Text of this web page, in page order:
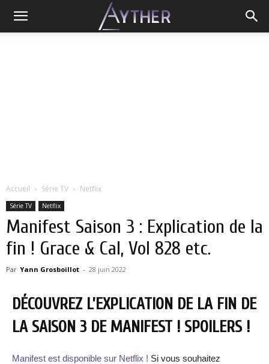
Accueil Série TV Netflix
Série TV Netflix
Manifest Saison 3 : Explication de la
fin ! Grace & Cal, Vol 828 etc.
Par Yann Grosboillot - 28 juin 2022
DÉCOUVREZ L’EXPLICATION DE LA FIN DE
LA SAISON 3 DE MANIFEST ! SPOILERS !
Manifest est disponible sur Netflix ! Si vous souhaitez